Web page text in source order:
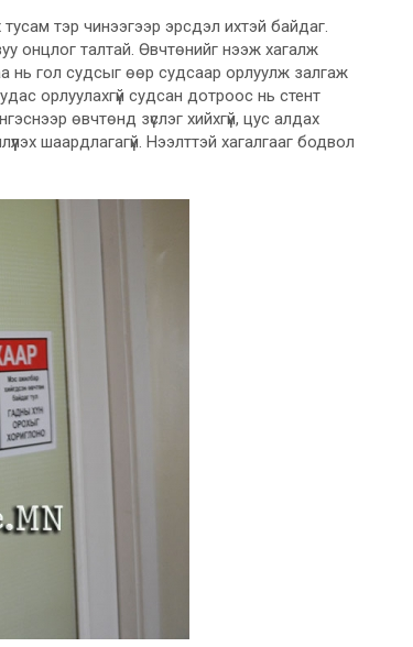
тэр чинээгээр эрсдэл ихтэй байдаг.
онцлог талтай. Өвчтөнийг нээж хагалж
нь гол судсыг өөр судсаар орлуулж залгаж
орлуулахгүй судсан дотроос нь стент
өвчтөнд зүслэг хийхгүй, цус алдах
шаардлагагүй. Нээлттэй хагалгааг бодвол